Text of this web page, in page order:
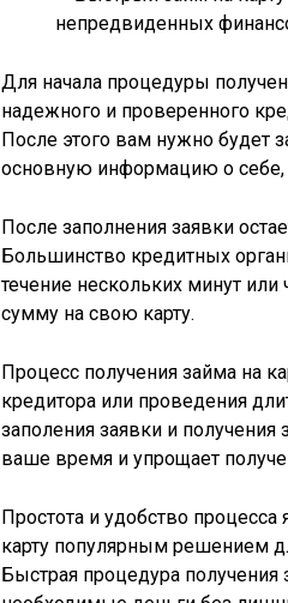
Для начала процедуры
надежного и проверенного
После этого вам нужно будет
основную информацию о себе,
После заполнения заявки
Большинство кредитных
течение нескольких минут
сумму на свою карту.
Процесс получения займа на
кредитора или проведения
заполения заявки и
ваше время и упрощает
Простота и удобство
карту популярным решением
Быстрая процедура получения